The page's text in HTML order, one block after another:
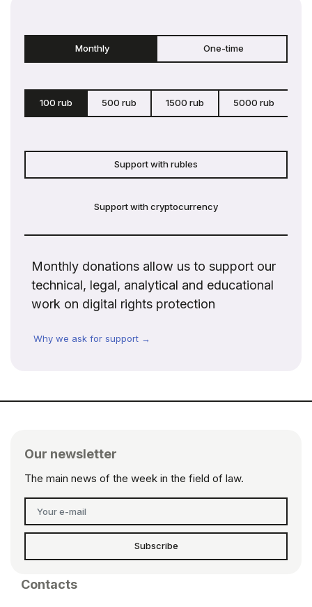
Monthly One-time
100 rub 500 rub 1500 rub 5000 rub
Support with rubles
Support with cryptocurrency
Monthly donations allow us to support our
technical, legal, analytical and educational
work on digital rights protection
Why we ask for support →
Our newsletter
The main news of the week in the field of law.
Subscribe
Contacts